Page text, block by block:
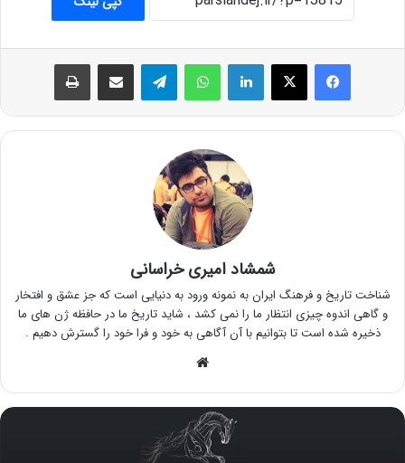
فیس بوک X لینکدین واتس آپ تلگرام اشتراک گذاری از طریق ایمیل چاپ
شمشاد امیری خراسانی
شناخت تاریخ و فرهنگ ایران به نمونه ورود به دنیایی است که جز عشق و افتخار
و گاهی اندوه چیزی انتظار ما را نمی کشد ، شاید تاریخ ما در حافظه ژن های ما
ذخیره شده است تا بتوانیم با آن آگاهی به خود و فرا خود را گسترش دهیم .